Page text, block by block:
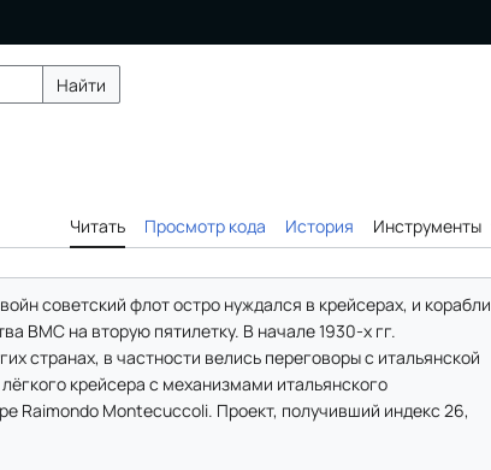
Найти
Читать Просмотр кода История Инструменты
советский флот остро нуждался в крейсерах, и корабли
ВМС на вторую пятилетку. В начале 1930-х гг.
странах, в частности велись переговоры с итальянской
крейсера с механизмами итальянского
Raimondo Montecuccoli. Проект, получивший индекс 26,